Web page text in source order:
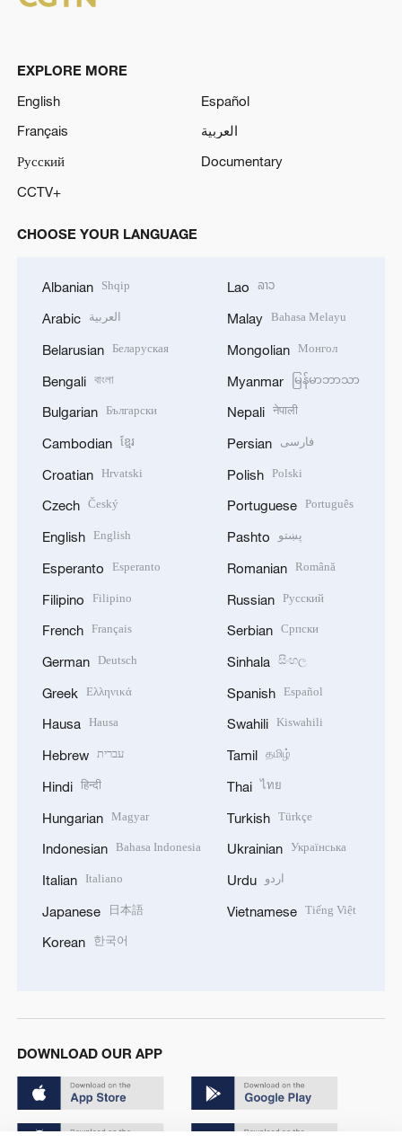
EXPLORE MORE
English
Español
Français
العربية
Русский
Documentary
CCTV+
CHOOSE YOUR LANGUAGE
Albanian Shqip
Arabic العربية
Belarusian Беларуская
Bengali বাংলা
Bulgarian Български
Cambodian ខ្មែរ
Croatian Hrvatski
Czech Český
English English
Esperanto Esperanto
Filipino Filipino
French Français
German Deutsch
Greek Ελληνικά
Hausa Hausa
Hebrew עברית
Hindi हिन्दी
Hungarian Magyar
Indonesian Bahasa Indonesia
Italian Italiano
Japanese 日本語
Korean 한국어
Lao ລາວ
Malay Bahasa Melayu
Mongolian Монгол
Myanmar မြန်မာဘာသာ
Nepali नेपाली
Persian فارسی
Polish Polski
Portuguese Português
Pashto پښتو
Romanian Română
Russian Русский
Serbian Српски
Sinhala සිංහල
Spanish Español
Swahili Kiswahili
Tamil தமிழ்
Thai ไทย
Turkish Türkçe
Ukrainian Українська
Urdu اردو
Vietnamese Tiếng Việt
DOWNLOAD OUR APP